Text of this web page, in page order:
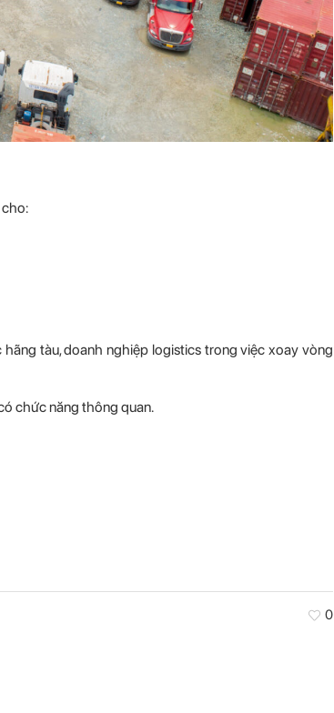
tàu, doanh nghiệp logistics trong việc xoay vòng
chức năng thông quan.
0